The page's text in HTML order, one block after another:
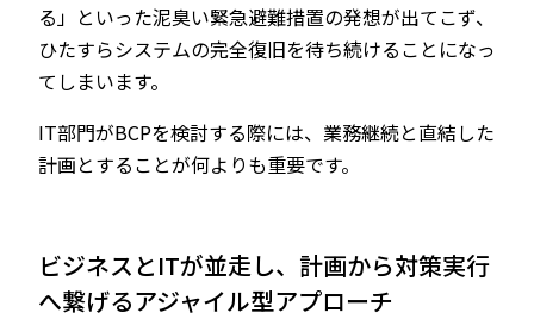
る」といった泥臭い緊急避難措置の発想が出てこず、
ひたすらシステムの完全復旧を待ち続けることになっ
てしまいます。
IT部門がBCPを検討する際には、業務継続と直結した
計画とすることが何よりも重要です。
ビジネスとITが並走し、計画から対策実行
へ繋げるアジャイル型アプローチ